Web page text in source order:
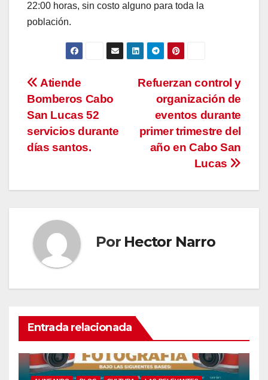
22:00 horas, sin costo alguno para toda la
población.
Navegación
de
entradas
Refuerzan control y
organización de
eventos durante
primer trimestre del
año en Cabo San
Lucas
Atiende
Bomberos Cabo
San Lucas 52
servicios durante
días santos.
Por Hector Narro
Entrada relacionada